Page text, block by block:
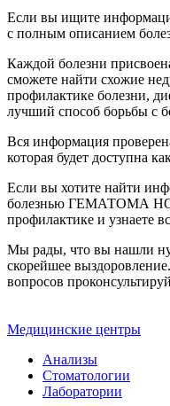
Если вы ищите
с полным описанием
Каждой болезни
сможете найти схожие
профилактике болезни,
лучший способ борьбы с
Вся информация
которая будет доступна
Если вы хотите найти
болезнью ГЕМАТОМА
профилактике и
Мы рады, что вы нашли
скорейшее
вопросов
Медицинские центры
Анализы
Стоматологии
Лаборатории